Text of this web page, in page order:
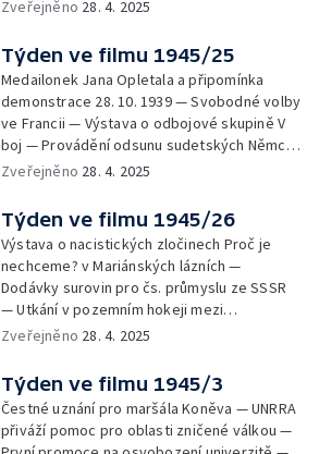
Zveřejněno 28. 4. 2025
Týden ve filmu 1945/25
Medailonek Jana Opletala a připomínka
demonstrace 28. 10. 1939 — Svobodné volby
ve Francii — Výstava o odbojové skupině V
boj — Provádění odsunu sudetských Němců
— Sovětští osvoboditelé opouštějí Prahu
Zveřejněno 28. 4. 2025
Týden ve filmu 1945/26
Výstava o nacistických zločinech Proč je
nechceme? v Mariánských lázních —
Dodávky surovin pro čs. průmyslu ze SSSR
— Utkání v pozemním hokeji mezi
Československem a Francií — Sokolové na
působení americké armády v západních
Čechách — Reportáž ze zasedání
Norimberského soudu
Zveřejněno 28. 4. 2025
Týden ve filmu 1945/3
Čestné uznání pro maršála Koněva — UNRRA
přiváží pomoc pro oblasti zničené válkou —